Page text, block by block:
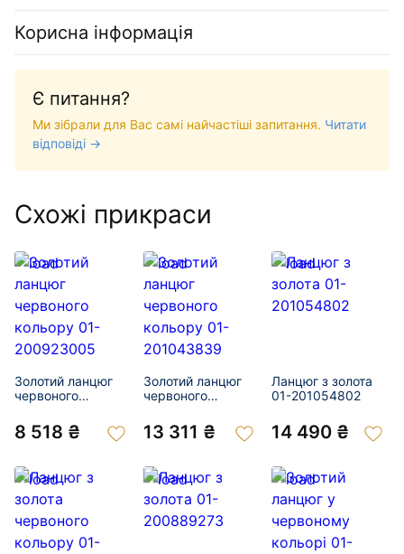
Корисна інформація
Є питання?
Ми зібрали для Вас самі найчастіші запитання. Читати
відповіді →
Схожі прикраси
Золотий ланцюг
червоного
200923005
8 518 ₴
Золотий ланцюг
червоного
201043839
13 311 ₴
Ланцюг з золота
01-201054802
14 490 ₴